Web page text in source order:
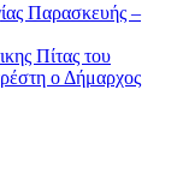
Παρασκευής –
Πίτας του
ο Δήμαρχος